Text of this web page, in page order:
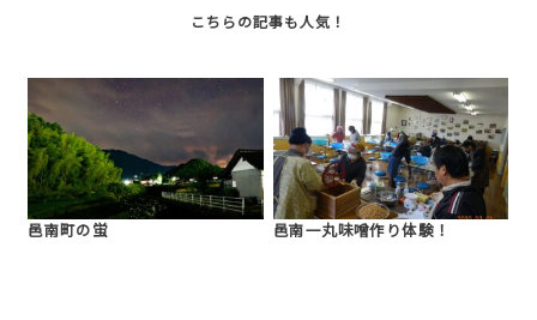
邑南町の蛍 邑南一丸味噌作り体験！